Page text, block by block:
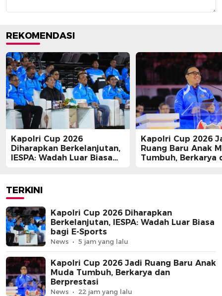
REKOMENDASI
Kapolri Cup 2026
Diharapkan Berkelanjutan,
IESPA: Wadah Luar Biasa
Kapolri Cup 2026
Ruang Baru Anak
Tumbuh, Berkarya
TERKINI
Kapolri Cup 2026 Diharapkan
Berkelanjutan, IESPA: Wadah Luar Biasa
bagi E-Sports
News 5 jam yang lalu
Kapolri Cup 2026 Jadi Ruang Baru Anak
Muda Tumbuh, Berkarya dan
Berprestasi
News 22 jam yang lalu